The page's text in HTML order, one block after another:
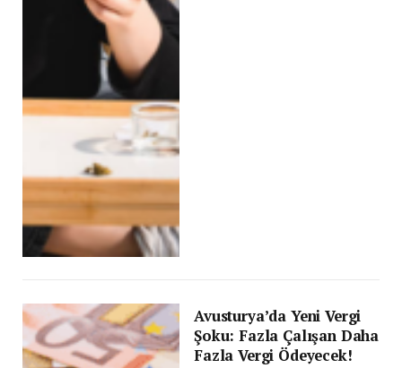
Avusturya’da Yeni Vergi
Şoku: Fazla Çalışan Daha
Fazla Vergi Ödeyecek!